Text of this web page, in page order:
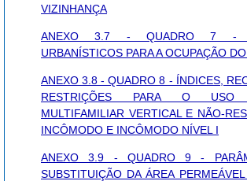
VIZINHANÇA
ANEXO 3.7 - QUADRO 7 -
URBANÍSTICOS PARA A OCUPAÇÃO
ANEXO 3.8 - QUADRO 8 - ÍNDICES,
RESTRIÇÕES PARA O USO
MULTIFAMILIAR VERTICAL E NÃO-
INCÔMODO E INCÔMODO NÍVEL I
ANEXO 3.9 - QUADRO 9 -
SUBSTITUIÇÃO DA ÁREA